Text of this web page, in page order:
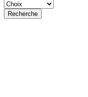
Recherche